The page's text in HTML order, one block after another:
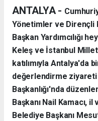
ANTALYA -
Yönetimler ve Dirençli
Başkan Yardımcılığı
Keleş ve İstanbul
katılımıyla Antalya'da
değerlendirme
Başkanlığı'nda
Başkanı Nail Kamacı,
Belediye Başkanı